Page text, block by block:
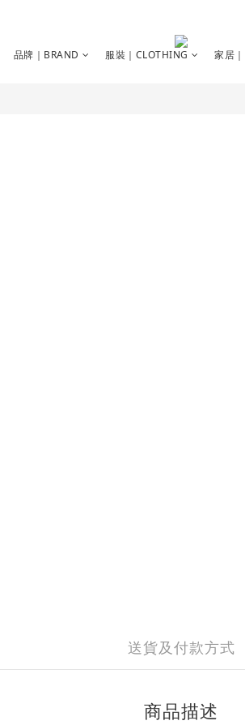
品牌｜BRAND 服裝｜CLOTHING 家居
送貨及付款方式
商品描述